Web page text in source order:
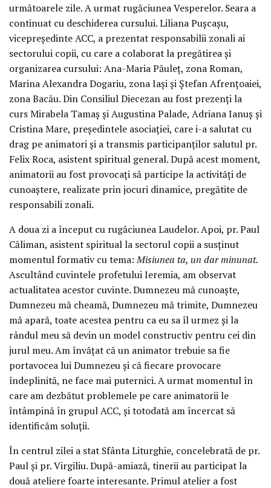
următoarele zile. A urmat rugăciunea Vesperelor. Seara a
continuat cu deschiderea cursului. Liliana Pușcașu,
vicepreședinte ACC, a prezentat responsabilii zonali ai
sectorului copii, cu care a colaborat la pregătirea și
organizarea cursului: Ana-Maria Păuleț, zona Roman,
Marina Alexandra Dogariu, zona Iași și Ștefan Afrențoaiei,
zona Bacău. Din Consiliul Diecezan au fost prezenți la
curs Mirabela Tamaș și Augustina Palade, Adriana Ianuș și
Cristina Mare, președintele asociației, care i-a salutat cu
drag pe animatori și a transmis participanților salutul pr.
Felix Roca, asistent spiritual general. După acest moment,
animatorii au fost provocați să participe la activități de
cunoaștere, realizate prin jocuri dinamice, pregătite de
responsabili zonali.
A doua zi a început cu rugăciunea Laudelor. Apoi, pr. Paul
Căliman, asistent spiritual la sectorul copii a susținut
momentul formativ cu tema:Misiunea ta, un dar minunat.
Ascultând cuvintele profetului Ieremia, am observat
actualitatea acestor cuvinte. Dumnezeu mă cunoaște,
Dumnezeu mă cheamă, Dumnezeu mă trimite, Dumnezeu
mă apară, toate acestea pentru ca eu sa îl urmez și la
rândul meu să devin un model constructiv pentru cei din
jurul meu. Am învățat că un animator trebuie sa fie
portavocea lui Dumnezeu și că fiecare provocare
îndeplinită, ne face mai puternici. A urmat momentul în
care am dezbătut problemele pe care animatorii le
întâmpină în grupul ACC, și totodată am încercat să
identificăm soluții.
În centrul zilei a stat Sfânta Liturghie, concelebrată de pr.
Paul și pr. Virgiliu. După-amiază, tinerii au participat la
două ateliere foarte interesante. Primul atelier a fost